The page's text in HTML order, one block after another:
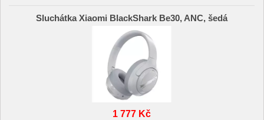
Sluchátka Xiaomi BlackShark Be30, ANC, šedá
1 777 Kč